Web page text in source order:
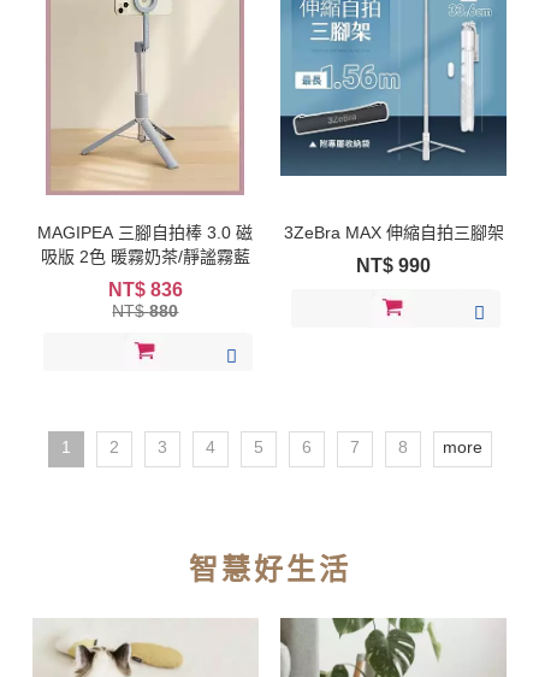
MAGIPEA 三腳自拍棒 3.0 磁
吸版 2色 暖霧奶茶/靜謐霧藍
NT$ 836
NT$880
3ZeBra MAX 伸縮自拍三腳架
NT$990
1 2 3 4 5 6 7 8 more
智慧好生活